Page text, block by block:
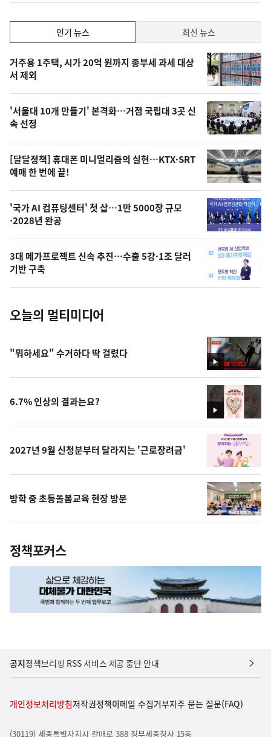
하
락
기,
최
신,
오
늘
의
영
상
오
의
사
진
인기 뉴스 최신 뉴스
인
기
뉴
스
거주용 1주택, 시가 20억 원까지 종부세 과세 대상
서 제외
'서울대 10개 만들기' 본격화…거점 국립대 3곳 신
속 선정
[달달정책] 휴대폰 미니멀리즘의 실현…KTX·SRT
예매 한 번에 끝!
'국가 AI 컴퓨팅센터' 첫 삽…1만 5000장 규모
·2028년 완공
3대 메가프로젝트 신속 추진…수출 5강·1조 달러
기반 구축
오늘의 멀티미디어
영
상
"뭐하세요" 수거하다 딱 걸렸다
영
상
6.7% 인상의 결과는요?
2027년 9월 신청분부터 달라지는 '근로장려금'
방학 중 초등돌봄교육 현장 방문
정책포커스
공지정책브리핑 RSS 서비스 제공 중단 안내
개인정보처리방침저작권정책이메일 수집거부자주 묻는 질문(FAQ)
(30119) 세종특별자치시 갈매로 388 정부세종청사 15동